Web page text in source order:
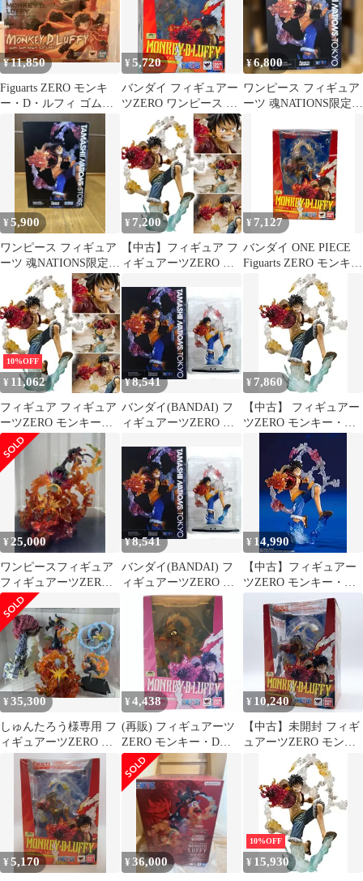
¥11,850
Figuarts ZERO モンキ
ー・D・ルフィ ゴムゴ
ムの火拳銃
¥5,720
バンダイ フィギュアー
ツZERO ワンピース ル
フィ バトルver ゴムゴ
ムの火拳銃(レッドホー
ク)
¥6,800
ワンピース フィギュア
ーツ 魂NATIONS限定
¥5,900
ワンピース フィギュア
ーツ 魂NATIONS限定
ルフィ 火拳銃
¥ 7,200
【中古】フィギュア フ
ィギュアーツZERO モ
Battle Ver. ゴムゴムの火
拳銃- 「ワンピース」
¥ 7,127
バンダイ ONE PIECE
Figuarts ZERO モンキ
ー・D・ルフィ Battle
Ver. ゴムゴムの火拳銃
フィギュア
10%OFF
¥ 11,062
フィギュア フィギュア
ーツZERO モンキー・
D・ルフィ -Battle Ver.
ゴムゴムの火拳銃-
「ワンピース」【10日
以内発送】
¥8,541
バンダイ(BANDAI) フ
ィギュアーツZERO モ
Battle Ver. ゴムゴムの火
拳銃- (Special Color
Edition)
¥ 7,860
【中古】 フィギュアー
ツZERO モンキー・
D・ルフィ -Battle Ver.
ゴムゴムの火拳銃-
¥ 25,000
ワンピースフィギュア
フィギュアーツZERO
超激戦 業火拳銃 ルフィ
¥8,541
バンダイ(BANDAI) フ
ィギュアーツZERO モ
ンキー・D・ルフィ -
Battle Ver. ゴムゴムの火
拳銃- (Special Color
Edition)
¥ 14,990
【中古】フィギュアー
ツZERO モンキー・
D・ルフィ -Battle Ver.
ゴムゴムの火拳銃-
(Special Color Edition)
¥35,300
しゅんたろう様専用 フ
ィギュアーツZERO ま
とめ売り 超激戦 業火拳
¥ 4,438
(再販) フィギュアーツ
ZERO モンキー・D・
ルフィ -Battle Ver. ゴム
ゴムの火拳銃- ONE
PIECE(ワンピース) 完
成品 フィギュア バンダ
¥ 10,240
【中古】未開封 フィギ
ュアーツZERO モンキ
ー･D･ルフィ Battle Ver.
ゴムゴムの火拳銃 バン
ダイ ONE PIECE ワン
ピース レッドホーク
¥5,170 ¥36,000
10%OFF
¥ 15,930